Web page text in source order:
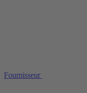
Fournisseur